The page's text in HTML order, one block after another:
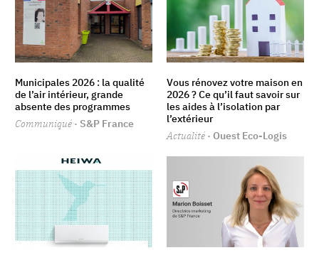
Municipales 2026 : la qualité
de l’air intérieur, grande
absente des programmes
Communiqué · S&P France
Vous rénovez votre maison en
2026 ? Ce qu’il faut savoir sur
les aides à l’isolation par
l’extérieur
Actualité · Ouest Eco-Logis